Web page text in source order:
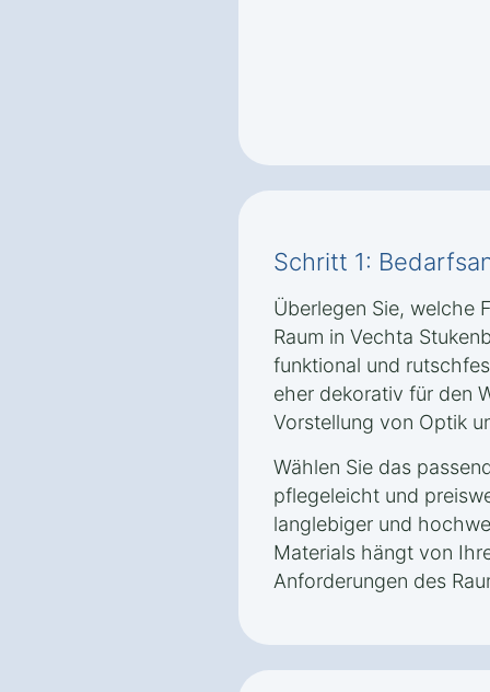
Schritt 1:
Überlegen Sie, welche
Raum in Vechta
funktional und
eher dekorativ für den
Vorstellung von Optik
Wählen Sie das
pflegeleicht und
langlebiger und
Materials hängt von
Anforderungen des